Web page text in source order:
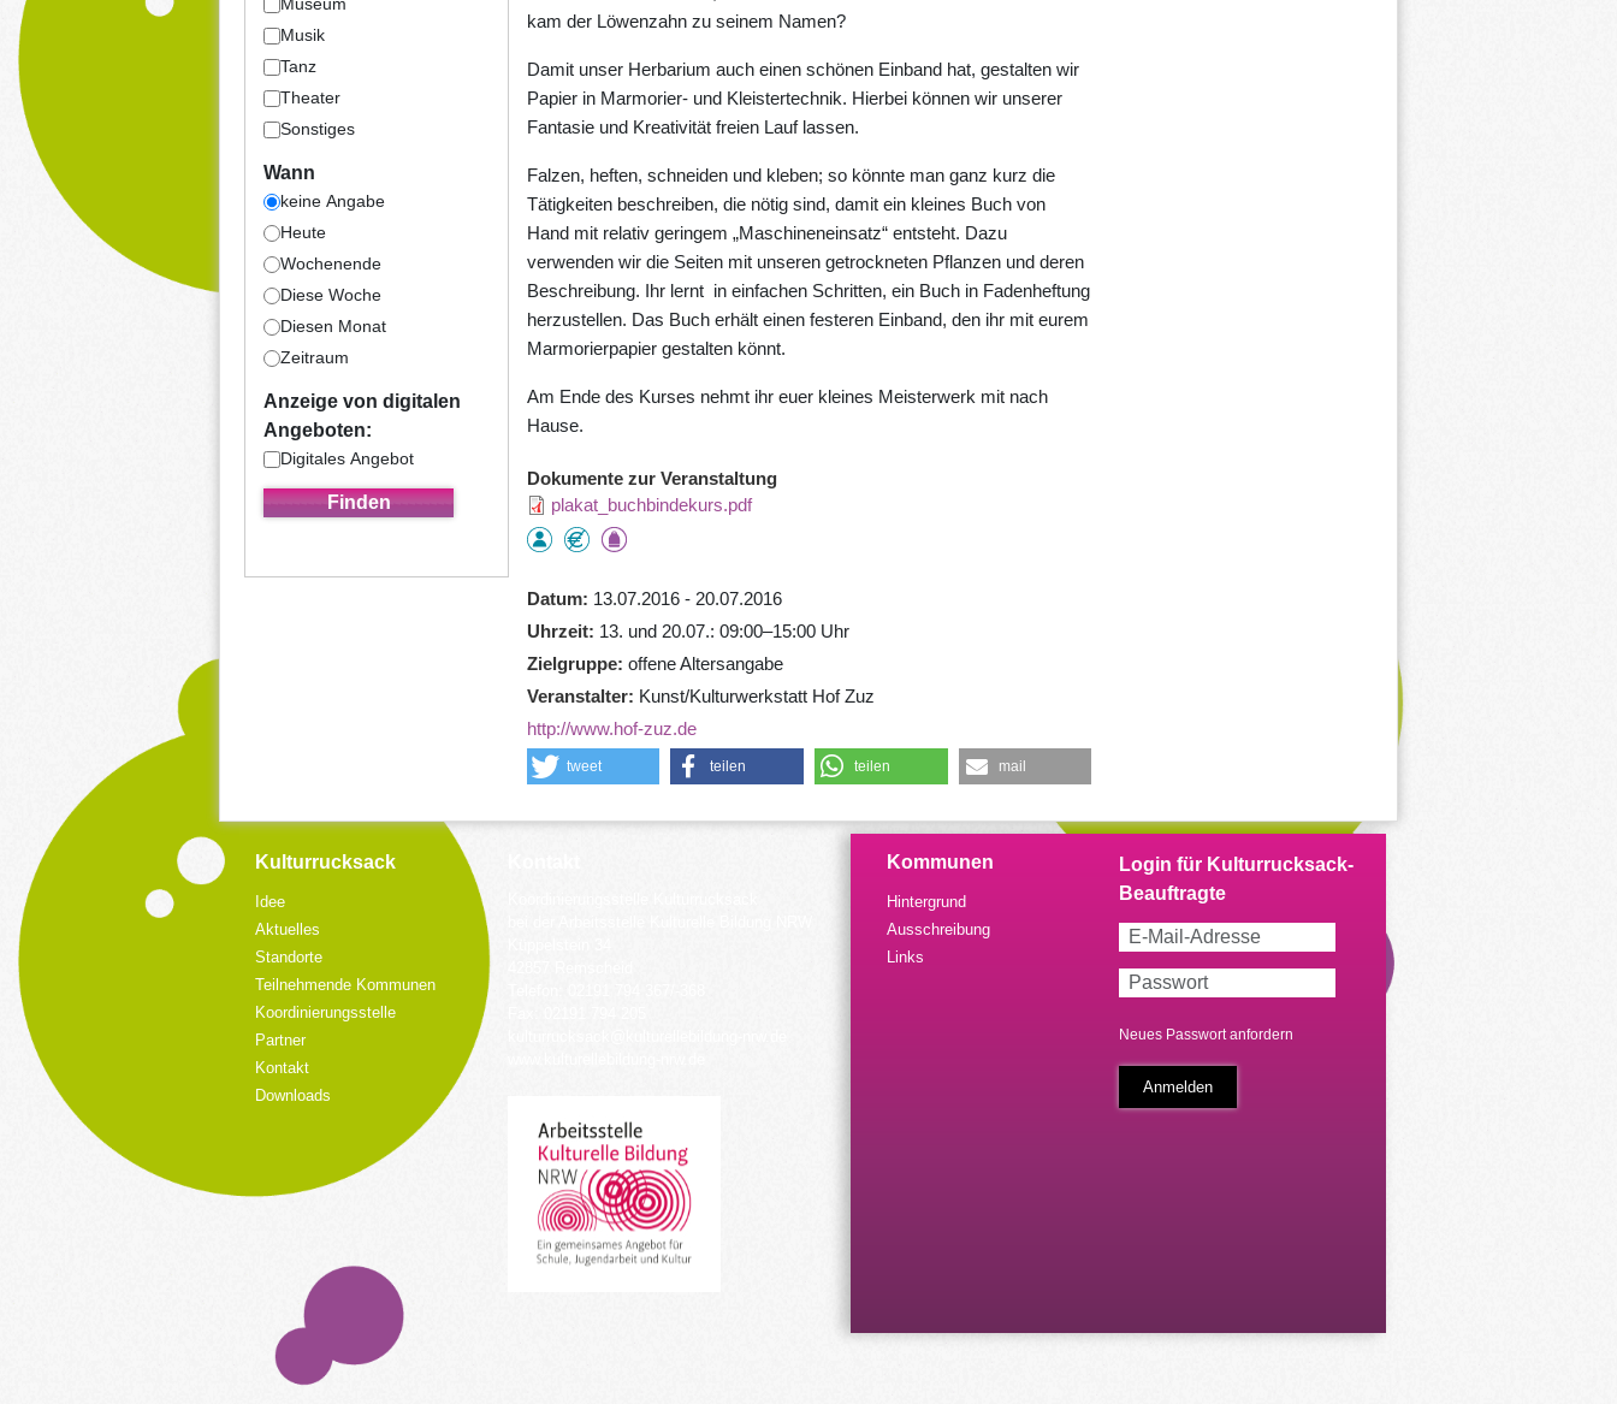
Musik
Tanz
Theater
Sonstiges
Wann
keine Angabe
Heute
Wochenende
Diese Woche
Diesen Monat
Zeitraum
Anzeige von digitalen
Angeboten:
Digitales Angebot
kam der Löwenzahn zu seinem Namen?
Damit unser Herbarium auch einen schönen Einband hat, gestalten wir
Papier in Marmorier- und Kleistertechnik. Hierbei können wir unserer
Fantasie und Kreativität freien Lauf lassen.
Falzen, heften, schneiden und kleben; so könnte man ganz kurz die
Tätigkeiten beschreiben, die nötig sind, damit ein kleines Buch von
Hand mit relativ geringem „Maschineneinsatz“ entsteht. Dazu
verwenden wir die Seiten mit unseren getrockneten Pflanzen und deren
Beschreibung. Ihr lernt in einfachen Schritten, ein Buch in Fadenheftung
herzustellen. Das Buch erhält einen festeren Einband, den ihr mit eurem
Marmorierpapier gestalten könnt.
Am Ende des Kurses nehmt ihr euer kleines Meisterwerk mit nach
Hause.
Dokumente zur Veranstaltung
plakat_buchbindekurs.pdf
Datum
13.07.2016 - 20.07.2016
Uhrzeit
13. und 20.07.: 09:00–15:00 Uhr
Zielgruppe offene Altersangabe
Veranstalter
Kunst/Kulturwerkstatt Hof Zuz
http://www.hof-zuz.de
tweet teilen teilen mail
Kulturrucksack
Idee
Aktuelles
Standorte
Teilnehmende Kommunen
Koordinierungsstelle
Partner
Kontakt
Downloads
Kommunen
Hintergrund
Ausschreibung
Links
Neues Passwort anfordern